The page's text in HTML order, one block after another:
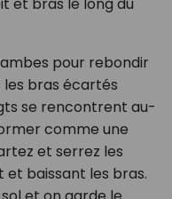
et bras le long du
pour rebondir
les bras écartés
se rencontrent au-
comme une
et serrez les
baissant les bras.